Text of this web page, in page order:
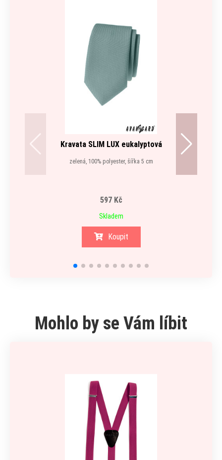
Kravata SLIM LUX eukalyptová
zelená, 100% polyester, šířka 5 cm
597 Kč
Skladem
Koupit
Mohlo by se Vám líbit